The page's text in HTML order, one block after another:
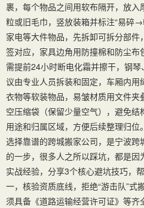
裹，每个物品之间用软布隔开，放
粒或旧毛巾，竖放装箱并标注“易碎→
家电等大件物品，先拆卸可拆分部
签对应，家具边角用防撞棉和防尘
需提前24小时断电化霜并擦干，钢
议由专业人员拆装和固定，车厢内用
衣物等软装物品，易皱材质用文件
空压缩袋（保留少量空气），避免
用途和归属区域，方便后续整理归位。
选择靠谱的跨城搬家公司，是宁波
的一步，很多人之所以踩坑，都是
实战经验，分享3个核心避坑技巧，
一，核验资质底线，拒绝“游击队”式
须具备《道路运输经营许可证》等